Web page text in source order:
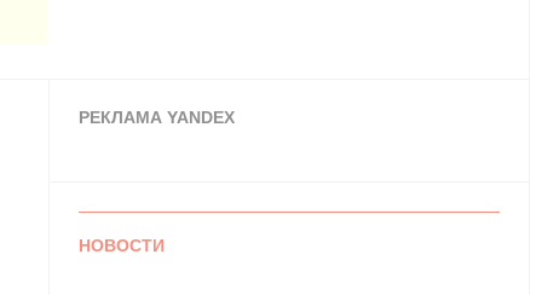
РЕКЛАМА YANDEX
НОВОСТИ